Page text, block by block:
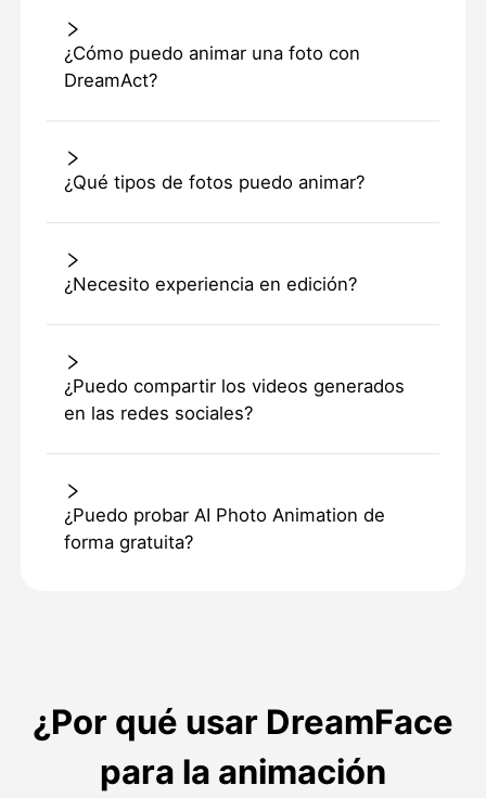
¿Cómo puedo animar una foto con
DreamAct?
¿Qué tipos de fotos puedo animar?
¿Necesito experiencia en edición?
¿Puedo compartir los videos generados
en las redes sociales?
¿Puedo probar AI Photo Animation de
forma gratuita?
¿Por qué usar DreamFace
para la animación